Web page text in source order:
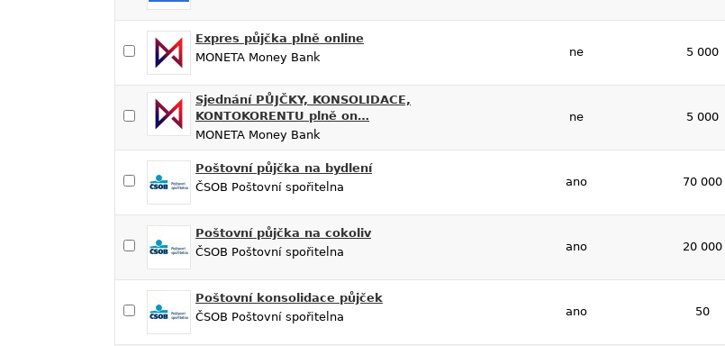
Expres půjčka plně online
MONETA Money Bank
ne 5 000
Sjednání PŮJČKY, KONSOLIDACE,
KONTOKORENTU plně on…
MONETA Money Bank
ne 5 000
Poštovní půjčka na bydlení
ČSOB Poštovní spořitelna
ano 70 000
Poštovní půjčka na cokoliv
ČSOB Poštovní spořitelna
ano 20 000
Poštovní konsolidace půjček
ČSOB Poštovní spořitelna
ano 50